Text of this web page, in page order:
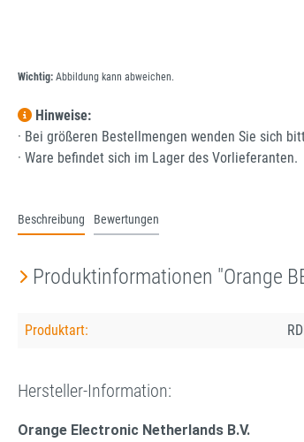
Wichtig: Abbildung kann abweichen.
Hinweise:
· Bei größeren Bestellmengen wenden Sie sich
· Ware befindet sich im Lager des Vorlieferanten.
Beschreibung Bewertungen
Produktinformationen "Orange
Produktart:
Hersteller-Information:
Orange Electronic Netherlands B.V.